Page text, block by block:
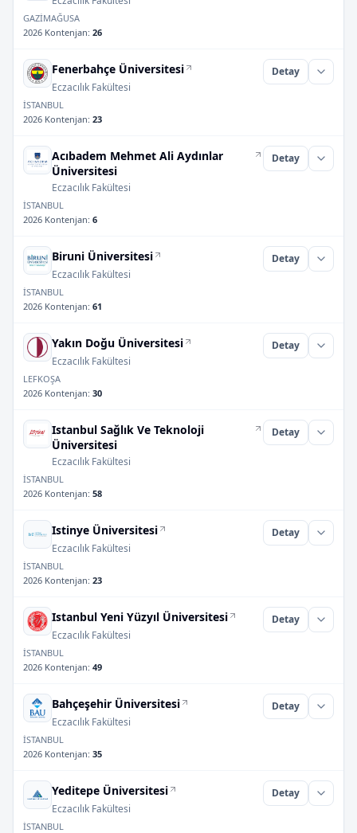
GAZİMAĞUSA
2026 Kontenjan: 26
Fenerbahçe Üniversitesi
Eczacılık Fakültesi
Detay
İSTANBUL
2026 Kontenjan: 23
Acıbadem Mehmet Ali Aydınlar
Üniversitesi
Eczacılık Fakültesi
Detay
İSTANBUL
2026 Kontenjan: 6
Biruni Üniversitesi
Eczacılık Fakültesi
Detay
İSTANBUL
2026 Kontenjan: 61
Yakın Doğu Üniversitesi
Eczacılık Fakültesi
Detay
LEFKOŞA
2026 Kontenjan: 30
Istanbul Sağlık Ve Teknoloji
Üniversitesi
Eczacılık Fakültesi
Detay
İSTANBUL
2026 Kontenjan: 58
Istinye Üniversitesi
Eczacılık Fakültesi
Detay
İSTANBUL
2026 Kontenjan: 23
Istanbul Yeni Yüzyıl Üniversitesi
Eczacılık Fakültesi
Detay
İSTANBUL
2026 Kontenjan: 49
Bahçeşehir Üniversitesi
Eczacılık Fakültesi
Detay
İSTANBUL
2026 Kontenjan: 35
Yeditepe Üniversitesi
Eczacılık Fakültesi
Detay
İSTANBUL